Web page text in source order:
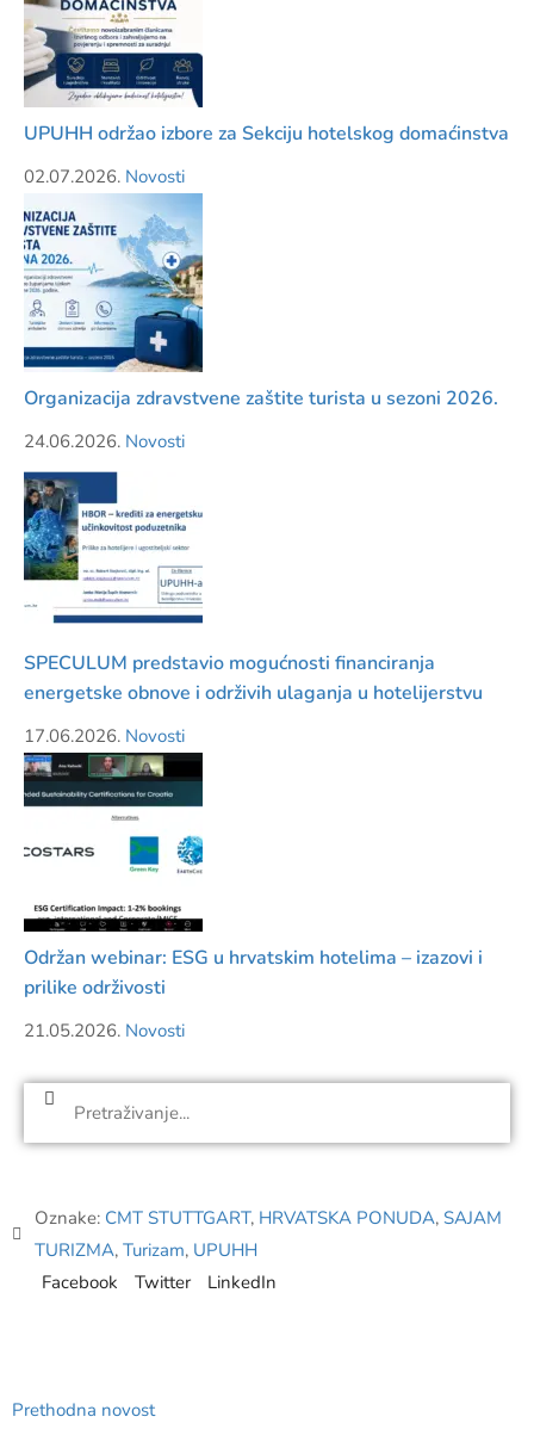
UPUHH održao izbore za Sekciju hotelskog domaćinstva
02.07.2026. Novosti
Organizacija zdravstvene zaštite turista u sezoni 2026.
24.06.2026. Novosti
SPECULUM predstavio mogućnosti financiranja
energetske obnove i održivih ulaganja u hotelijerstvu
17.06.2026. Novosti
Održan webinar: ESG u hrvatskim hotelima – izazovi i
prilike održivosti
21.05.2026. Novosti
Oznake: CMT STUTTGART, HRVATSKA PONUDA, SAJAM
TURIZMA, Turizam, UPUHH
Facebook
Twitter LinkedIn
Prethodna novost